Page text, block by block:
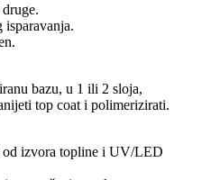
isparavanja.
bazu, u 1 ili 2 sloja,
top coat i polimerizirati.
od izvora topline i UV/LED